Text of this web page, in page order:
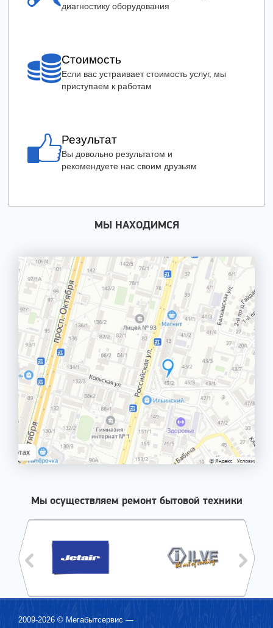
диагностику оборудования
Стоимость
Если вас устраивает стоимость услуг, мы
приступаем к работам
Результат
Вы довольно результатом и
рекомендуете нас своим друзьям
МЫ НАХОДИМСЯ
Мы осуществляем ремонт бытовой техники
2009-2026 © Мегабытсервис —